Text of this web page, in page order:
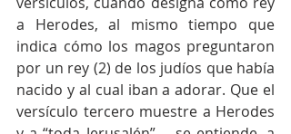
a Herodes, al mismo tiempo que
indica cómo los magos preguntaron
por un rey (2) de los judíos que había
nacido y al cual iban a adorar. Que el
versículo tercero muestre a Herodes